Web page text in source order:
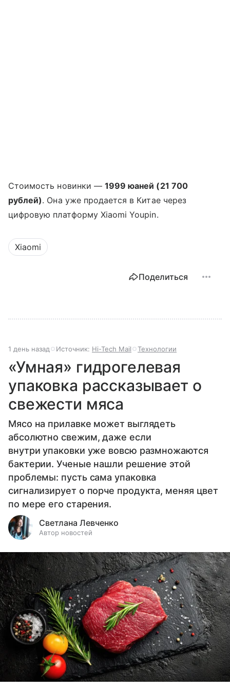
Стоимость новинки — 1999 юаней (21 700
рублей). Она уже продается в Китае через
цифровую платформу Xiaomi Youpin.
Xiaomi
Поделиться
1 день назад Источник: Hi-Tech Mail Технологии
«Умная» гидрогелевая
упаковка рассказывает о
свежести мяса
Мясо на прилавке может выглядеть
абсолютно свежим, даже если
внутри упаковки уже вовсю размножаются
бактерии. Ученые нашли решение этой
проблемы: пусть сама упаковка
сигнализирует о порче продукта, меняя цвет
по мере его старения.
Светлана Левченко
Автор новостей